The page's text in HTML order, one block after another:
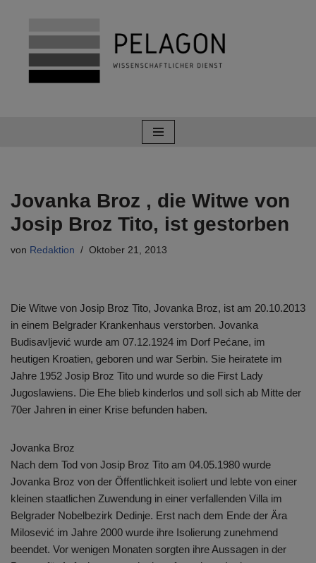
Zum
Inhalt
springen
Jovanka Broz , die Witwe von
Josip Broz Tito, ist gestorben
von Redaktion Oktober 21, 2013
Die Witwe von Josip Broz Tito, Jovanka Broz, ist am 20.10.2013
in einem Belgrader Krankenhaus verstorben. Jovanka
Budisavljević wurde am 07.12.1924 im Dorf Pećane, im
heutigen Kroatien, geboren und war Serbin. Sie heiratete im
Jahre 1952 Josip Broz Tito und wurde so die First Lady
Jugoslawiens. Die Ehe blieb kinderlos und soll sich ab Mitte der
70er Jahren in einer Krise befunden haben.
Jovanka Broz
Nach dem Tod von Josip Broz Tito am 04.05.1980 wurde
Jovanka Broz von der Öffentlichkeit isoliert und lebte von einer
kleinen staatlichen Zuwendung in einer verfallenden Villa im
Belgrader Nobelbezirk Dedinje. Erst nach dem Ende der Ära
Milosević im Jahre 2000 wurde ihre Isolierung zunehmend
beendet. Vor wenigen Monaten sorgten ihre Aussagen in der